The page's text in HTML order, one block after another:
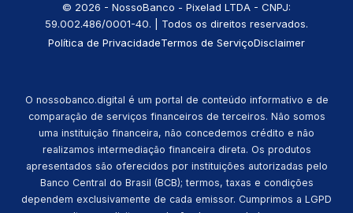
©️ 2026 - NossoBanco - Pixelad LTDA - CNPJ:
59.002.486/0001-40. | Todos os direitos reservados.
Política de PrivacidadeTermos de ServiçoDisclaimer
O nossobanco.digital é um portal de conteúdo informativo e de
comparação de serviços financeiros de terceiros. Não somos
uma instituição financeira, não concedemos crédito e não
realizamos intermediação financeira direta. Os produtos
apresentados são oferecidos por instituições autorizadas pelo
Banco Central do Brasil (BCB); termos, taxas e condições
dependem exclusivamente de cada emissor. Cumprimos a LGPD